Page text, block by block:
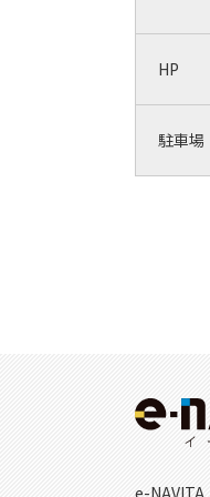
HP
駐車場
e-NAVITA